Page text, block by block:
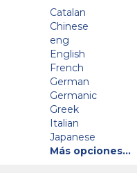
Catalan
Chinese
eng
English
French
German
Germanic
Greek
Italian
Japanese
Más opciones…